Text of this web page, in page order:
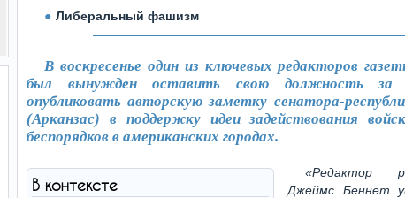
Либеральный фашизм
В воскресенье один из ключевых редакторов
был вынужден оставить свою должность
опубликовать авторскую заметку сенатора-
(Арканзас) в поддержку идеи задействования
беспорядков в американских городах.
В контексте
«Редактор
Джеймс Беннет